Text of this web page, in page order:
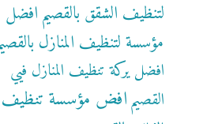
لتنظيف الشقق بالقصيمافضل
مؤسسة لتنظيف المنازل
افضل يركة تنظيف المنازل فيي
القصيمافض مؤسسة تنظيف